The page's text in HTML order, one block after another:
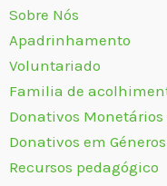
Sobre Nós
Apadrinhamento
Voluntariado
Familia de
Donativos Monetários
Donativos em Géneros
Recursos pedagógico